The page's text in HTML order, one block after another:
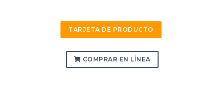
TARJETA DE PRODUCTO
COMPRAR EN LÍNEA